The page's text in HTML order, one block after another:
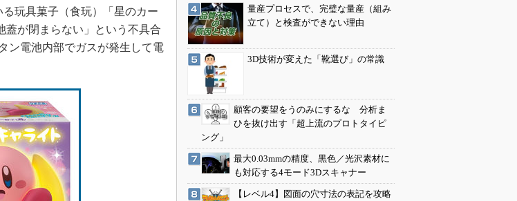
＆OP
インダストリー4.0
造業ビッグデータ
イドインジャパン
物工場
知財マネジメント
海外生産
ローバル設計・開発
玩具菓子（食玩）「星のカー
蓋が閉まらない」という不具合
ン電池内部でガスが発生して電
量産プロセスで、完璧な量産（組み
立て）と検査ができない理由
3D技術が変えた「靴選び」の常識
顧客の要望をうのみにするな 分析ま
ひを抜け出す「超上流のプロトタイピ
ング」
最大0.03mmの精度、黒色／光沢素材に
も対応する4モード3Dスキャナー
【レベル4】図面の穴寸法の表記を攻略